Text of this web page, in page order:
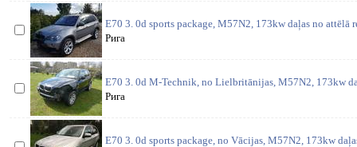
E70 3. 0d sports package, M57N2, 173kw daļas no attēlā
Рига
E70 3. 0d M-Technik, no Lielbritānijas, M57N2, 173kw
Рига
E70 3. 0d sports package, no Vācijas, M57N2, 173kw